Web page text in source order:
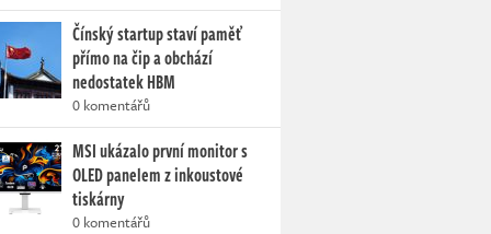
Čínský startup staví paměť
přímo na čip a obchází
nedostatek HBM
0 komentářů
MSI ukázalo první monitor s
OLED panelem z inkoustové
tiskárny
0 komentářů